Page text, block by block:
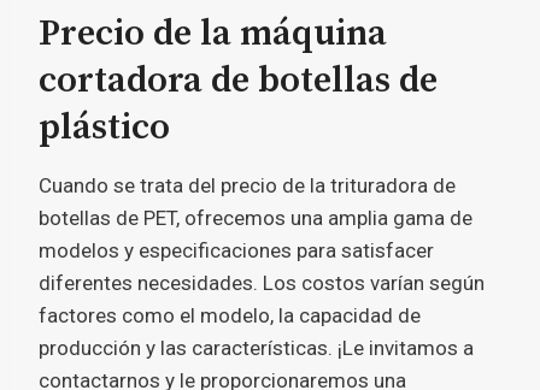
Precio de la máquina
cortadora de botellas de
plástico
Cuando se trata del precio de la trituradora de
botellas de PET, ofrecemos una amplia gama de
modelos y especificaciones para satisfacer
diferentes necesidades. Los costos varían según
factores como el modelo, la capacidad de
producción y las características. ¡Le invitamos a
contactarnos y le proporcionaremos una